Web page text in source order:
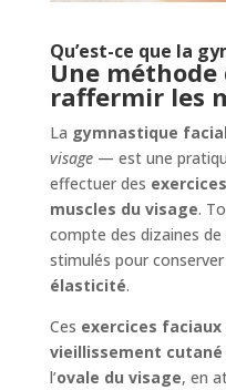
Qu’est-ce que la
Une
raffermir les
La gymnastique
visage— est une
effectuer des
muscles du visage.
compte des dizaines
stimulés pour conserver
élasticité.
Ces exercices faciaux
vieillissement cutané
l’ovale du visage, en